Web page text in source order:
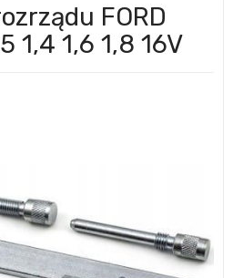
FORD
1,4 1,6 1,8 16V